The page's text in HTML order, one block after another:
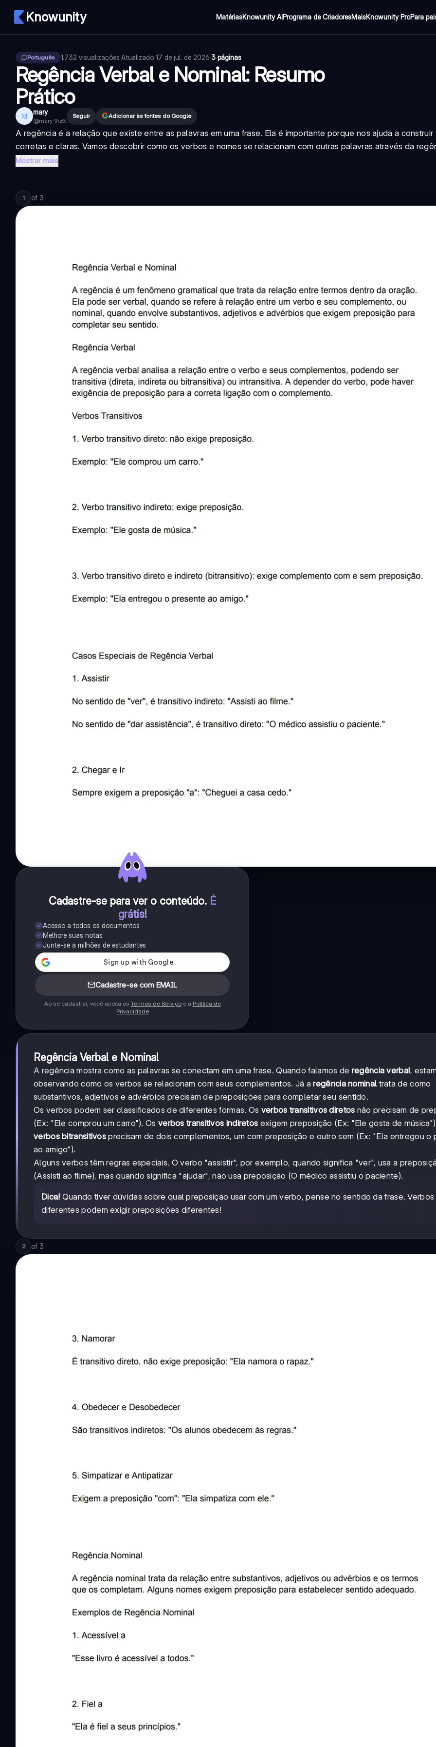
Knowunity MatériasKnowunity AIPrograma de CriadoresMaisKnowunity ProPara
Português 1.732 visualizações·Atualizado 17 de jul. de 2026·3 páginas
Regência Verbal e Nominal: Resumo
Prático
M mary
@mary_9rz5l
Seguir Adicionar às fontes do Google
A regência é a relação que existe entre as palavras em uma frase. Ela é importante porque nos ajuda a construir
corretas e claras. Vamos descobrir como os verbos e nomes se relacionam com outras palavras através da
Mostrar mais
1 of 3
Cadastre-se para ver o conteúdo. É
grátis!
Acesso a todos os documentos
Melhore suas notas
Junte-se a milhões de estudantes
Cadastre-se com EMAIL
Ao se cadastrar, você aceita os Termos de Serviçoe a Política de
Privacidade
Regência Verbal e Nominal
A regência mostra como as palavras se conectam em uma frase. Quando falamos de regência verbal,
observando como os verbos se relacionam com seus complementos. Já aregência nominal trata de como
substantivos, adjetivos e advérbios precisam de preposições para completar seu sentido.
Os verbos podem ser classificados de diferentes formas. Os verbos transitivos diretos não precisam de
(Ex: "Ele comprou um carro"). Os verbos transitivos indiretos exigem preposição (Ex: "Ele gosta de
verbos bitransitivos precisam de dois complementos, um com preposição e outro sem (Ex: "Ela entregou o
ao amigo").
Alguns verbos têm regras especiais. O verbo "assistir", por exemplo, quando significa "ver", usa a
(Assisti ao filme), mas quando significa "ajudar", não usa preposição (O médico assistiu o paciente).
Dica! Quando tiver dúvidas sobre qual preposição usar com um verbo, pense no sentido da frase. Verbos
diferentes podem exigir preposições diferentes!
2 of 3